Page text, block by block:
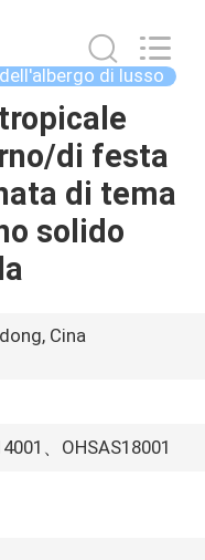
di lusso
di festa
di tema
solido
Cina
、OHSAS18001